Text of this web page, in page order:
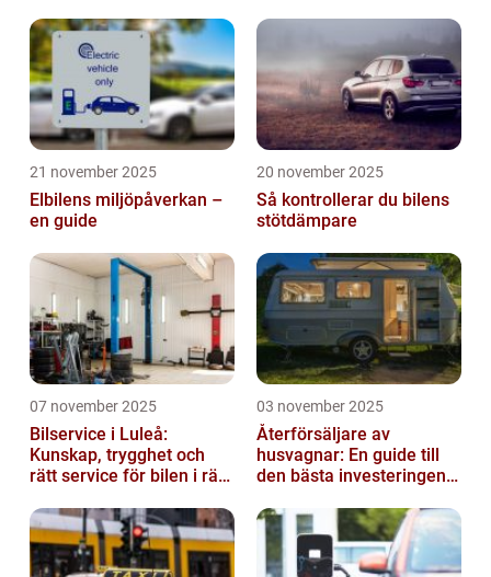
21 november 2025
Elbilens miljöpåverkan –
en guide
20 november 2025
Så kontrollerar du bilens
stötdämpare
07 november 2025
Bilservice i Luleå:
Kunskap, trygghet och
rätt service för bilen i rätt
03 november 2025
Återförsäljare av
husvagnar: En guide till
den bästa investeringen